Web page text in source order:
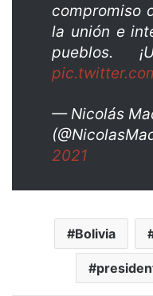
compromiso
la unión e
pueblos.
— Nicolás
2021
Bolivia